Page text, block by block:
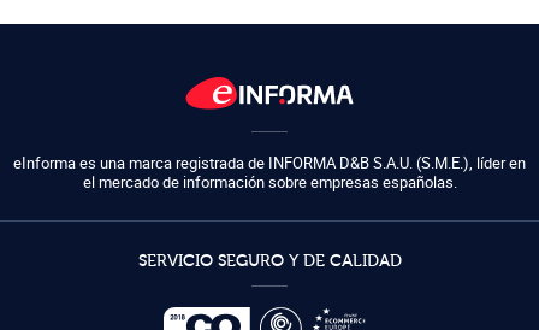
eInforma es una marca registrada de INFORMA D&B S.A.U. (S.M.E.), líder en
el mercado de información sobre empresas españolas.
SERVICIO SEGURO Y DE CALIDAD